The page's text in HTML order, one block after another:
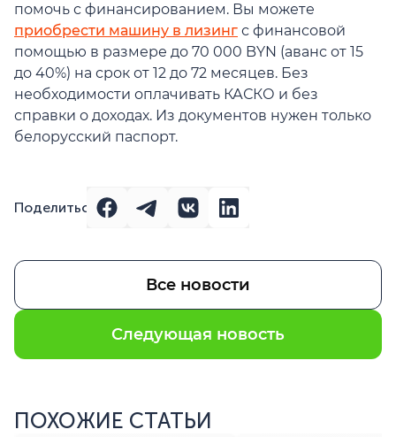
помочь с финансированием. Вы можете
приобрести машину в лизинг с финансовой
помощью в размере до 70 000 BYN (аванс от 15
до 40%) на срок от 12 до 72 месяцев. Без
необходимости оплачивать КАСКО и без
справки о доходах. Из документов нужен только
белорусский паспорт.
Поделиться
Все новости
Следующая новость
ПОХОЖИЕ СТАТЬИ